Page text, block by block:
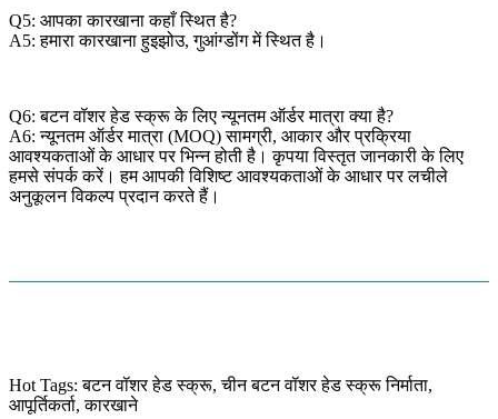
Q5: आपका कारखाना कहाँ स्थित है?
A5: हमारा कारखाना हुइझोउ, गुआंग्डोंग में स्थित है।
Q6: बटन वॉशर हेड स्क्रू के लिए न्यूनतम ऑर्डर मात्रा क्या है?
A6: न्यूनतम ऑर्डर मात्रा (MOQ) सामग्री, आकार और प्रक्रिया
आवश्यकताओं के आधार पर भिन्न होती है। कृपया विस्तृत जानकारी के लिए
हमसे संपर्क करें। हम आपकी विशिष्ट आवश्यकताओं के आधार पर लचीले
अनुकूलन विकल्प प्रदान करते हैं।
Hot Tags: बटन वॉशर हेड स्क्रू, चीन बटन वॉशर हेड स्क्रू निर्माता,
आपूर्तिकर्ता, कारखाने